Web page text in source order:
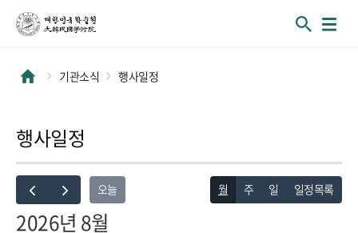
기관소식 행사일정
행사일정
오늘
2026년 8월
월 주 일 일정목록